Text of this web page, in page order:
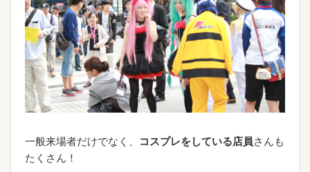
一般来場者だけでなく、 コスプレをしている店員さんも
たくさん！